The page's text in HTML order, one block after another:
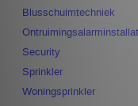
Blusschuimtechniek
Security
Sprinkler
Woningsprinkler